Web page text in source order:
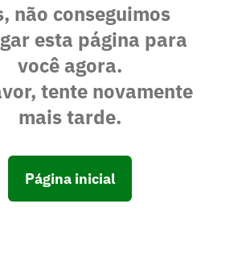
não conseguimos
esta página para
você agora.
tente novamente
mais tarde.
Página inicial